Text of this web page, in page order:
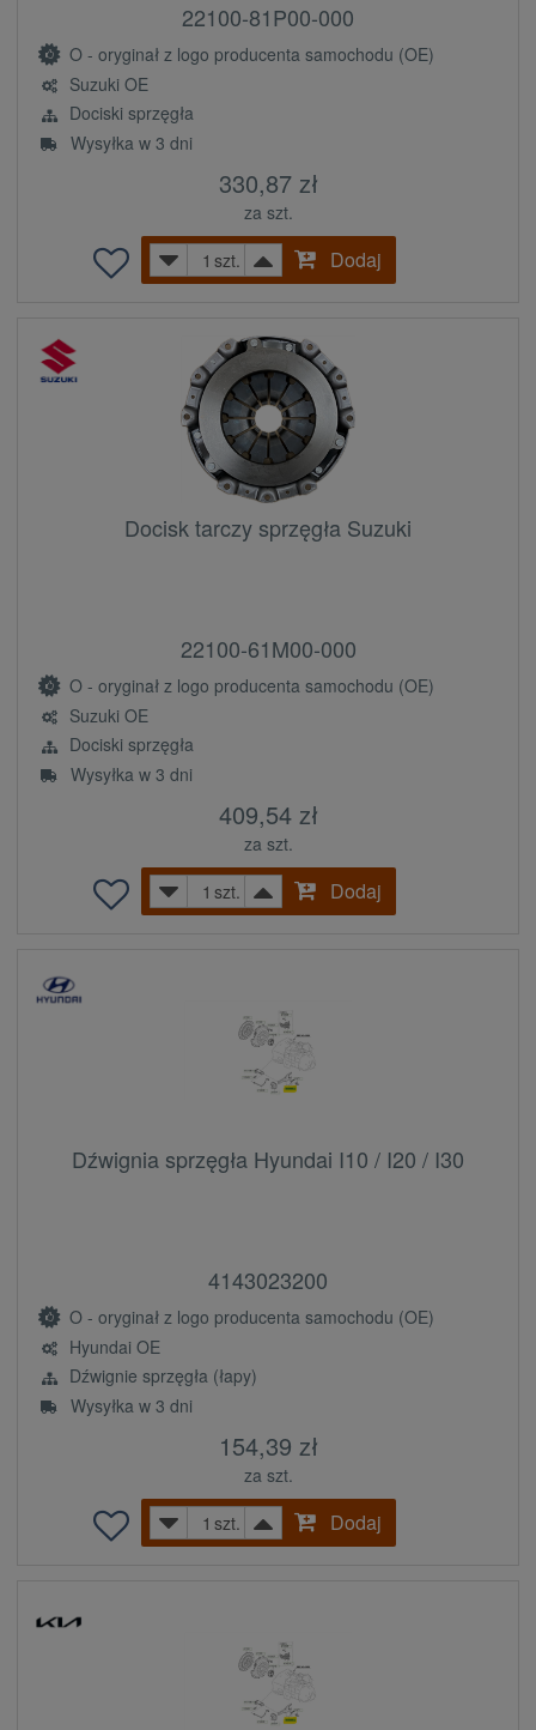
22100-81P00-000
O - oryginał z logo producenta samochodu (OE)
Suzuki OE
Dociski sprzęgła
Wysyłka w 3 dni
330,87 zł
za szt.
szt.
Dodaj
Docisk tarczy sprzęgła Suzuki
22100-61M00-000
O - oryginał z logo producenta samochodu (OE)
Suzuki OE
Dociski sprzęgła
Wysyłka w 3 dni
409,54 zł
za szt.
szt.
Dodaj
Dźwignia sprzęgła Hyundai I10 / I20 / I30
4143023200
O - oryginał z logo producenta samochodu (OE)
Hyundai OE
Dźwignie sprzęgła (łapy)
Wysyłka w 3 dni
154,39 zł
za szt.
szt.
Dodaj